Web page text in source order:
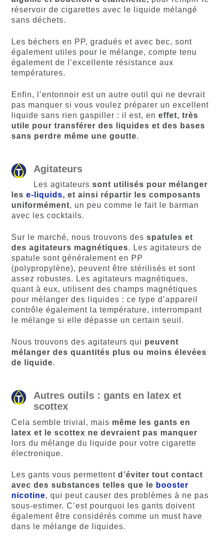
réservoir de cigarettes avec le liquide mélangé
sans déchets.
Les béchers en PP, gradués et avec bec, sont
également utiles pour le mélange, compte tenu
également de l’excellente résistance aux
températures.
Enfin, l’entonnoir est un autre outil qui ne devrait
pas manquer si vous voulez préparer un excellent
liquide sans rien gaspiller : il est, en effet, très
utile pour transférer des liquides et des bases
sans perdre même une goutte.
Agitateurs
Les agitateurs sont utilisés pour mélanger
les e-liquids, et ainsi répartir les composants
uniformément, un peu comme le fait le barman
avec les cocktails.
Sur le marché, nous trouvons des spatules et
des agitateurs magnétiques. Les agitateurs de
spatule sont généralement en PP
(polypropylène), peuvent être stérilisés et sont
assez robustes. Les agitateurs magnétiques,
quant à eux, utilisent des champs magnétiques
pour mélanger des liquides : ce type d’appareil
contrôle également la température, interrompant
le mélange si elle dépasse un certain seuil.
Nous trouvons des agitateurs qui peuvent
mélanger des quantités plus ou moins élevées
de liquide.
Autres outils : gants en latex et
scottex
Cela semble trivial, mais même les gants en
latex et le scottex ne devraient pas manquer
lors du mélange du liquide pour votre cigarette
électronique.
Les gants vous permettent d’éviter tout contact
avec des substances telles que le booster
nicotine, qui peut causer des problèmes à ne pas
sous-estimer. C’est pourquoi les gants doivent
également être considérés comme un must have
dans le mélange de liquides.